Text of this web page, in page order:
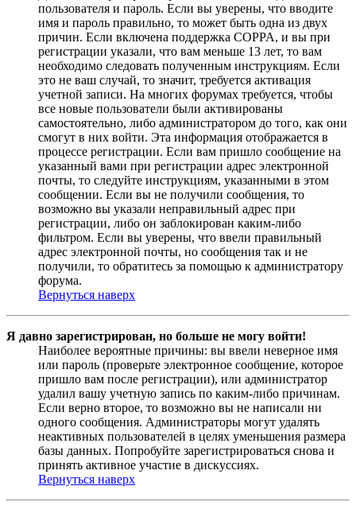
пользователя и пароль. Если вы уверены, что вводите
имя и пароль правильно, то может быть одна из двух
причин. Если включена поддержка COPPA, и вы при
регистрации указали, что вам меньше 13 лет, то вам
необходимо следовать полученным инструкциям. Если
это не ваш случай, то значит, требуется активация
учетной записи. На многих форумах требуется, чтобы
все новые пользователи были активированы
самостоятельно, либо администратором до того, как они
смогут в них войти. Эта информация отображается в
процессе регистрации. Если вам пришло сообщение на
указанный вами при регистрации адрес электронной
почты, то следуйте инструкциям, указанными в этом
сообщении. Если вы не получили сообщения, то
возможно вы указали неправильный адрес при
регистрации, либо он заблокирован каким-либо
фильтром. Если вы уверены, что ввели правильный
адрес электронной почты, но сообщения так и не
получили, то обратитесь за помощью к администратору
форума.
Вернуться наверх
Я давно зарегистрирован, но больше не могу войти!
Наиболее вероятные причины: вы ввели неверное имя
или пароль (проверьте электронное сообщение, которое
пришло вам после регистрации), или администратор
удалил вашу учетную запись по каким-либо причинам.
Если верно второе, то возможно вы не написали ни
одного сообщения. Администраторы могут удалять
неактивных пользователей в целях уменьшения размера
базы данных. Попробуйте зарегистрироваться снова и
принять активное участие в дискуссиях.
Вернуться наверх